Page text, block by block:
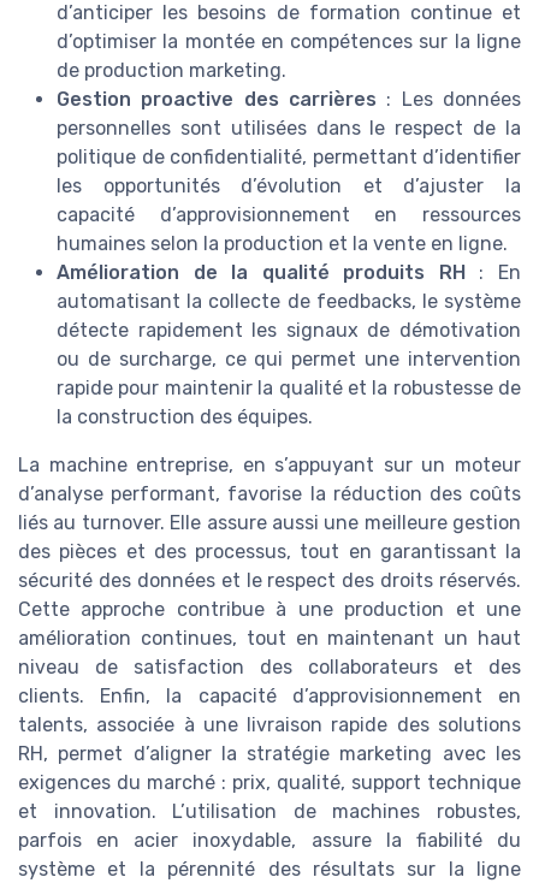
d’anticiper les besoins de formation continue et
d’optimiser la montée en compétences sur la ligne
de production marketing.
Gestion proactive des carrières : Les données
personnelles sont utilisées dans le respect de la
politique de confidentialité, permettant d’identifier
les opportunités d’évolution et d’ajuster la
capacité d’approvisionnement en ressources
humaines selon la production et la vente en ligne.
Amélioration de la qualité produits RH
: En
automatisant la collecte de feedbacks, le système
détecte rapidement les signaux de démotivation
ou de surcharge, ce qui permet une intervention
rapide pour maintenir la qualité et la robustesse de
la construction des équipes.
La machine entreprise, en s’appuyant sur un moteur
d’analyse performant, favorise la réduction des coûts
liés au turnover. Elle assure aussi une meilleure gestion
des pièces et des processus, tout en garantissant la
sécurité des données et le respect des droits réservés.
Cette approche contribue à une production et une
amélioration continues, tout en maintenant un haut
niveau de satisfaction des collaborateurs et des
clients. Enfin, la capacité d’approvisionnement en
talents, associée à une livraison rapide des solutions
RH, permet d’aligner la stratégie marketing avec les
exigences du marché : prix, qualité, support technique
et innovation. L’utilisation de machines robustes,
parfois en acier inoxydable, assure la fiabilité du
système et la pérennité des résultats sur la ligne